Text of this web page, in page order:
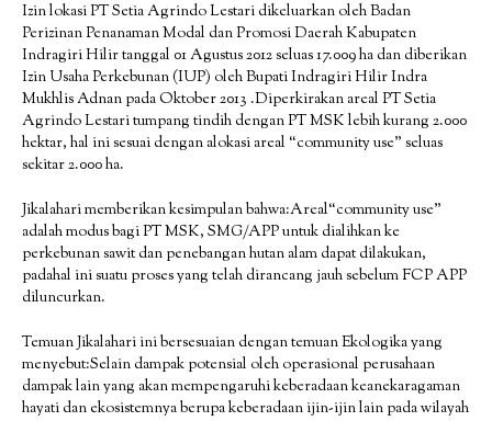
Izin lokasi PT Setia Agrindo Lestari dikeluarkan oleh Badan
Perizinan Penanaman Modal dan Promosi Daerah Kabupaten
Indragiri Hilir tanggal 01 Agustus 2012 seluas 17.009 ha dan diberikan
Izin Usaha Perkebunan (IUP) oleh Bupati Indragiri Hilir Indra
Mukhlis Adnan pada Oktober 2013 .Diperkirakan areal PT Setia
Agrindo Lestari tumpang tindih dengan PT MSK lebih kurang 2.000
hektar, hal ini sesuai dengan alokasi areal “community use” seluas
sekitar 2.000 ha.
Jikalahari memberikan kesimpulan bahwa:Areal“community use”
adalah modus bagi PT MSK, SMG/APP untuk dialihkan ke
perkebunan sawit dan penebangan hutan alam dapat dilakukan,
padahal ini suatu proses yang telah dirancang jauh sebelum FCP APP
diluncurkan.
Temuan Jikalahari ini bersesuaian dengan temuan Ekologika yang
menyebut:Selain dampak potensial oleh operasional perusahaan
dampak lain yang akan mempengaruhi keberadaan keanekaragaman
hayati dan ekosistemnya berupa keberadaan ijin-ijin lain pada wilayah